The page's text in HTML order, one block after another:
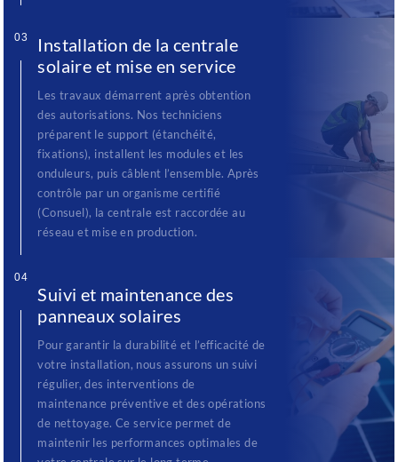
Installation de la centrale
solaire et mise en service
Les travaux démarrent après obtention
des autorisations. Nos techniciens
préparent le support (étanchéité,
fixations), installent les modules et les
onduleurs, puis câblent l’ensemble. Après
contrôle par un organisme certifié
(Consuel), la centrale est raccordée au
réseau et mise en production.
03
Suivi et maintenance des
panneaux solaires
Pour garantir la durabilité et l’efficacité de
votre installation, nous assurons un suivi
régulier, des interventions de
maintenance préventive et des opérations
de nettoyage. Ce service permet de
maintenir les performances optimales de
04